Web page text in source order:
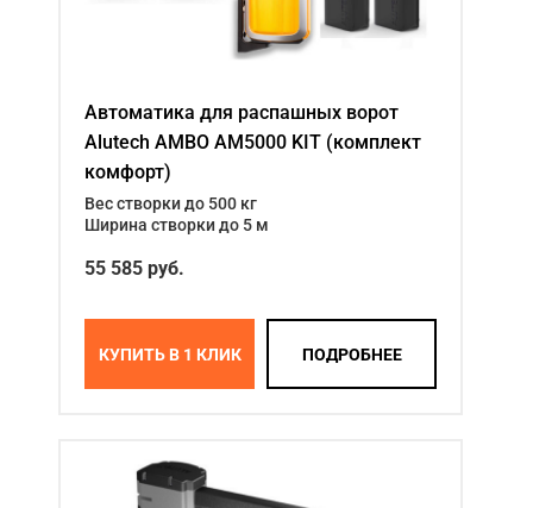
Автоматика для распашных ворот
Alutech AMBO AM5000 KIT (комплект
комфорт)
Вес створки до 500 кг
Ширина створки до 5 м
55 585 руб.
КУПИТЬ В 1 КЛИК ПОДРОБНЕЕ